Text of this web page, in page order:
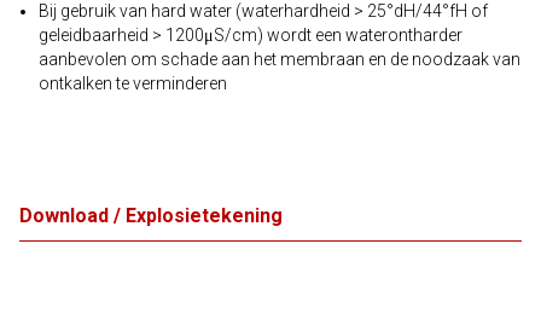
Bij gebruik van hard water (waterhardheid > 25°dH/44°fH of
geleidbaarheid > 1200μS/cm) wordt een waterontharder
aanbevolen om schade aan het membraan en de noodzaak van
ontkalken te verminderen
Download / Explosietekening